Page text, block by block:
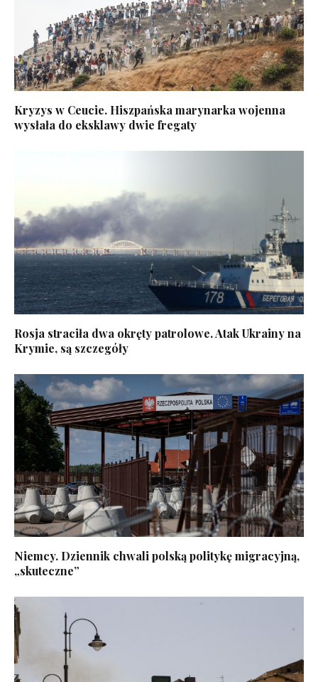
Kryzys w Ceucie. Hiszpańska marynarka wojenna
wysłała do eksklawy dwie fregaty
Rosja straciła dwa okręty patrolowe. Atak Ukrainy na
Krymie, są szczegóły
Niemcy. Dziennik chwali polską politykę migracyjną,
„skuteczne”